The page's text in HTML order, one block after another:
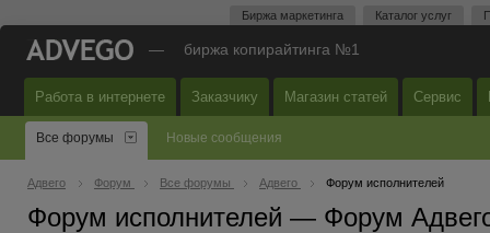
Биржа маркетинга Каталог услуг
— биржа копирайтинга №1
Работа в интернете Заказчику Магазин статей Сервис
Все форумы Новые сообщения
Адвего Форум Все форумы Адвего Форум исполнителей
Форум исполнителей — Форум